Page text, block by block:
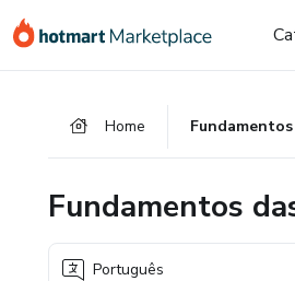
para
para
para
Home
Fundamentos
Português